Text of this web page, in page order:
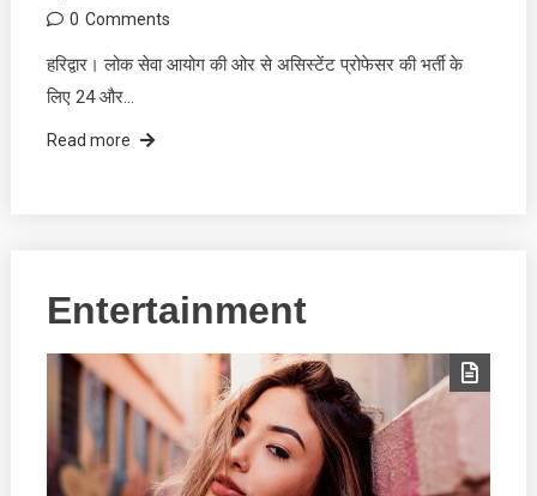
0 Comments
हरिद्वार। लोक सेवा आयोग की ओर से असिस्टेंट प्रोफेसर की भर्ती के
लिए 24 और…
Read more
Entertainment